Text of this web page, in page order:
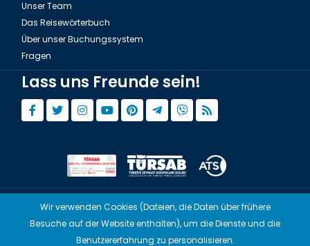
Unser Team
Das Reisewörterbuch
Über unser Buchungssystem
Fragen
Lass uns Freunde sein!
© Copyright 2015 - 2026,Tourwix.de
Artmodern UG (Haftungsbeschränkt) Arbeitet mit
Wir verwenden Cookies (Dateien, die Daten über frühere
Besuche auf der Website enthalten), um die Dienste und die
Benutzererfahrung zu personalisieren.